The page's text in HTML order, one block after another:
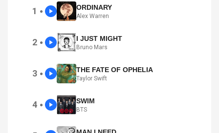
1 ● ORDINARY
Alex Warren
2 ● I JUST MIGHT
Bruno Mars
3 ● THE FATE OF OPHELIA
Taylor Swift
4 ● SWIM
BTS